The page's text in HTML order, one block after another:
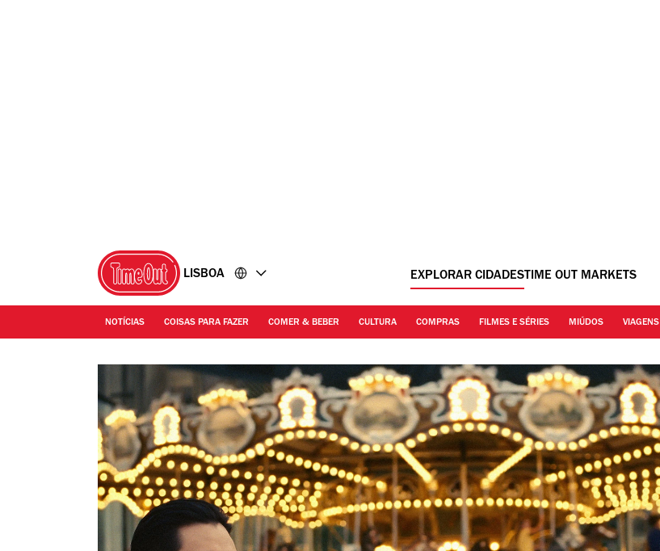
LISBOA EXPLORAR CIDADESTIME OUT MARKETS
NOTÍCIAS COISAS PARA FAZER COMER & BEBER CULTURA COMPRAS FILMES E SÉRIES MIÚDOS VIAGENS